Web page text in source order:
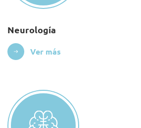
Neurología
Ver más